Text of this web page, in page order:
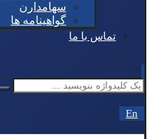
سهامدارن
گواهینامه ها
تماس با ما
En